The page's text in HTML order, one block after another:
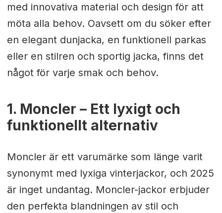
med innovativa material och design för att
möta alla behov. Oavsett om du söker efter
en elegant dunjacka, en funktionell parkas
eller en stilren och sportig jacka, finns det
något för varje smak och behov.
1. Moncler – Ett lyxigt och
funktionellt alternativ
Moncler är ett varumärke som länge varit
synonymt med lyxiga vinterjackor, och 2025
är inget undantag. Moncler-jackor erbjuder
den perfekta blandningen av stil och